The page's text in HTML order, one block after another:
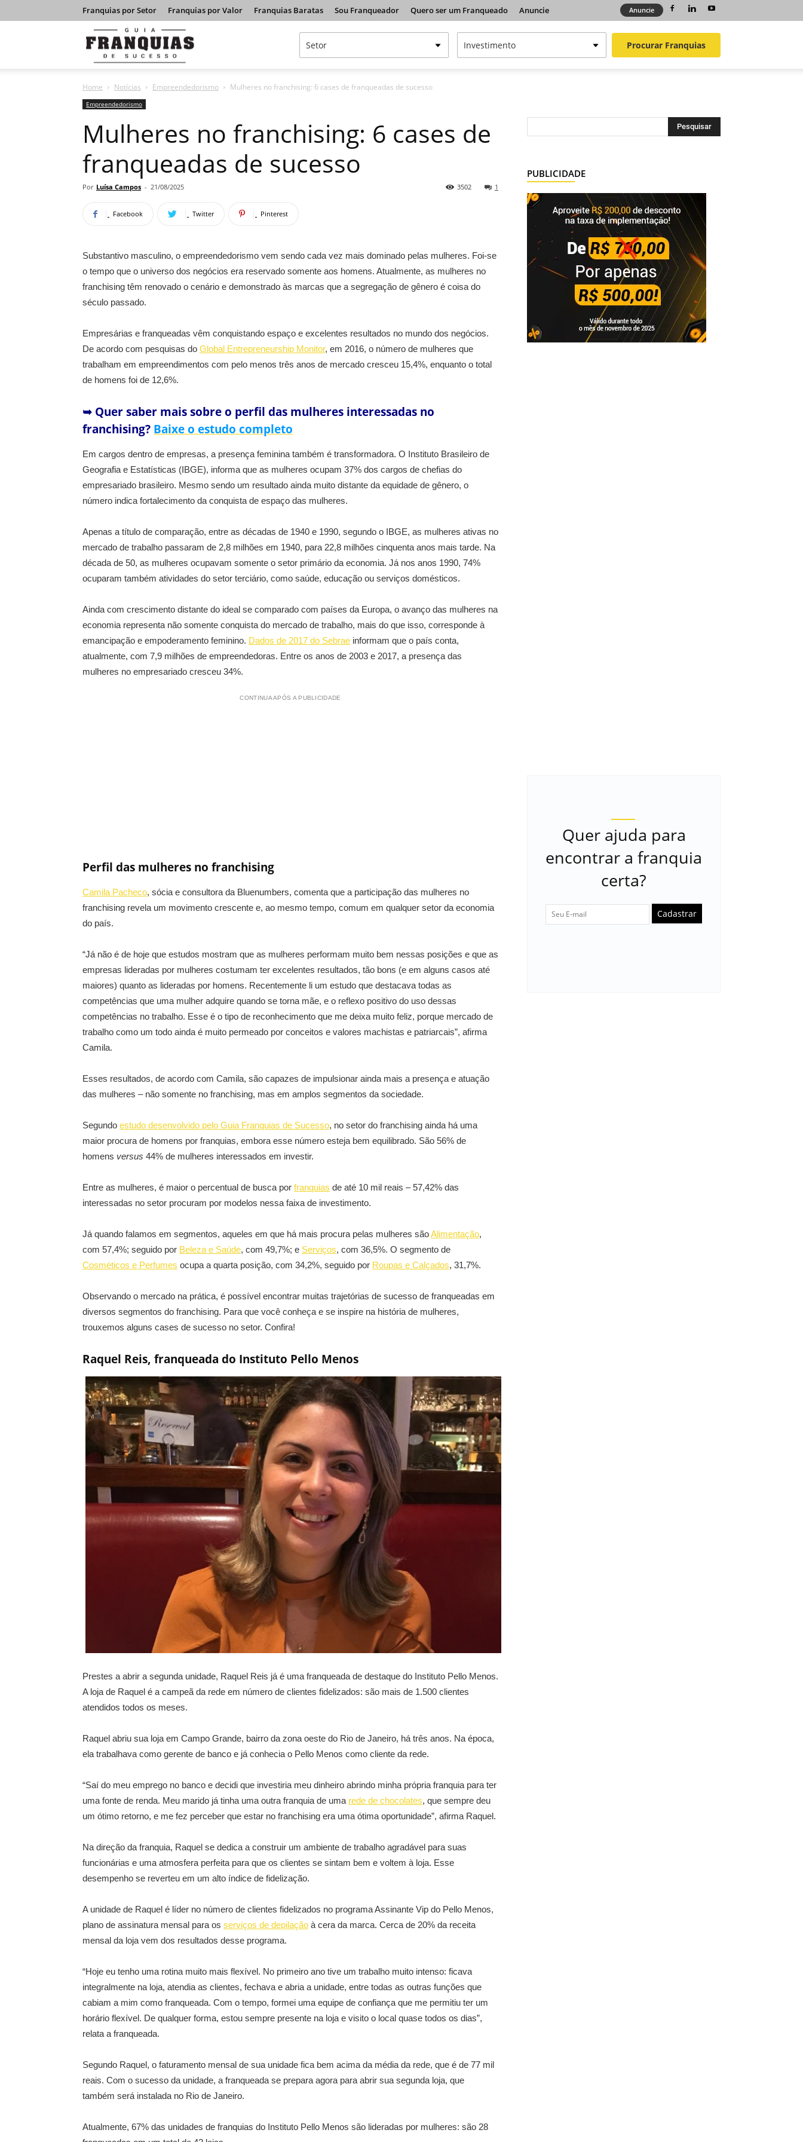
Franquias por Setor Franquias por Valor Franquias Baratas Sou Franqueador Quero ser um Franqueado Anuncie Anuncie
Franquias
Procurar Franquias
Home Notícias Empreendedorismo Mulheres no franchising: 6 cases de franqueadas de sucesso
Empreendedorismo
Mulheres no franchising: 6 cases de
franqueadas de sucesso
Por Luísa Campos - 21/08/2025 1
3502
Facebook Twitter Pinterest
Substantivo masculino, o empreendedorismo vem sendo cada vez mais dominado pelas mulheres. Foi-se
o tempo que o universo dos negócios era reservado somente aos homens. Atualmente, as mulheres no
franchising têm renovado o cenário e demonstrado às marcas que a segregação de gênero é coisa do
século passado.
Empresárias e franqueadas vêm conquistando espaço e excelentes resultados no mundo dos negócios.
De acordo com pesquisas do Global Entrepreneurship Monitor, em 2016, o número de mulheres que
trabalham em empreendimentos com pelo menos três anos de mercado cresceu 15,4%, enquanto o total
de homens foi de 12,6%.
➥ Quer saber mais sobre o perfil das mulheres interessadas no
franchising? Baixe o estudo completo
Em cargos dentro de empresas, a presença feminina também é transformadora. O Instituto Brasileiro de
Geografia e Estatísticas (IBGE), informa que as mulheres ocupam 37% dos cargos de chefias do
empresariado brasileiro. Mesmo sendo um resultado ainda muito distante da equidade de gênero, o
número indica fortalecimento da conquista de espaço das mulheres.
Apenas a título de comparação, entre as décadas de 1940 e 1990, segundo o IBGE, as mulheres ativas no
mercado de trabalho passaram de 2,8 milhões em 1940, para 22,8 milhões cinquenta anos mais tarde. Na
década de 50, as mulheres ocupavam somente o setor primário da economia. Já nos anos 1990, 74%
ocuparam também atividades do setor terciário, como saúde, educação ou serviços domésticos.
Ainda com crescimento distante do ideal se comparado com países da Europa, o avanço das mulheres na
economia representa não somente conquista do mercado de trabalho, mais do que isso, corresponde à
emancipação e empoderamento feminino. Dados de 2017 do Sebrae informam que o país conta,
atualmente, com 7,9 milhões de empreendedoras. Entre os anos de 2003 e 2017, a presença das
mulheres no empresariado cresceu 34%.
CONTINUA APÓS A PUBLICIDADE
Perfil das mulheres no franchising
Camila Pacheco, sócia e consultora da Bluenumbers, comenta que a participação das mulheres no
franchising revela um movimento crescente e, ao mesmo tempo, comum em qualquer setor da economia
do país.
“Já não é de hoje que estudos mostram que as mulheres performam muito bem nessas posições e que as
empresas lideradas por mulheres costumam ter excelentes resultados, tão bons (e em alguns casos até
maiores) quanto as lideradas por homens. Recentemente li um estudo que destacava todas as
competências que uma mulher adquire quando se torna mãe, e o reflexo positivo do uso dessas
competências no trabalho. Esse é o tipo de reconhecimento que me deixa muito feliz, porque mercado de
trabalho como um todo ainda é muito permeado por conceitos e valores machistas e patriarcais”, afirma
Camila.
Esses resultados, de acordo com Camila, são capazes de impulsionar ainda mais a presença e atuação
das mulheres – não somente no franchising, mas em amplos segmentos da sociedade.
Segundo estudo desenvolvido pelo Guia Franquias de Sucesso, no setor do franchising ainda há uma
maior procura de homens por franquias, embora esse número esteja bem equilibrado. São 56% de
homens versus 44% de mulheres interessados em investir.
Entre as mulheres, é maior o percentual de busca por franquias de até 10 mil reais – 57,42% das
interessadas no setor procuram por modelos nessa faixa de investimento.
Já quando falamos em segmentos, aqueles em que há mais procura pelas mulheres sãoAlimentação,
com 57,4%; seguido por Beleza e Saúde, com 49,7%; e Serviços, com 36,5%. O segmento de
Cosméticos e Perfumes ocupa a quarta posição, com 34,2%, seguido por Roupas e Calçados, 31,7%.
Observando o mercado na prática, é possível encontrar muitas trajetórias de sucesso de franqueadas em
diversos segmentos do franchising. Para que você conheça e se inspire na história de mulheres,
trouxemos alguns cases de sucesso no setor. Confira!
Raquel Reis, franqueada do Instituto Pello Menos
Prestes a abrir a segunda unidade, Raquel Reis já é uma franqueada de destaque do Instituto Pello Menos.
A loja de Raquel é a campeã da rede em número de clientes fidelizados: são mais de 1.500 clientes
atendidos todos os meses.
Raquel abriu sua loja em Campo Grande, bairro da zona oeste do Rio de Janeiro, há três anos. Na época,
ela trabalhava como gerente de banco e já conhecia o Pello Menos como cliente da rede.
“Saí do meu emprego no banco e decidi que investiria meu dinheiro abrindo minha própria franquia para ter
uma fonte de renda. Meu marido já tinha uma outra franquia de uma rede de chocolates, que sempre deu
um ótimo retorno, e me fez perceber que estar no franchising era uma ótima oportunidade”, afirma Raquel.
Na direção da franquia, Raquel se dedica a construir um ambiente de trabalho agradável para suas
funcionárias e uma atmosfera perfeita para que os clientes se sintam bem e voltem à loja. Esse
desempenho se reverteu em um alto índice de fidelização.
A unidade de Raquel é líder no número de clientes fidelizados no programa Assinante Vip do Pello Menos,
plano de assinatura mensal para os serviços de depilação à cera da marca. Cerca de 20% da receita
mensal da loja vem dos resultados desse programa.
“Hoje eu tenho uma rotina muito mais flexível. No primeiro ano tive um trabalho muito intenso: ficava
integralmente na loja, atendia as clientes, fechava e abria a unidade, entre todas as outras funções que
cabiam a mim como franqueada. Com o tempo, formei uma equipe de confiança que me permitiu ter um
horário flexível. De qualquer forma, estou sempre presente na loja e visito o local quase todos os dias”,
relata a franqueada.
Segundo Raquel, o faturamento mensal de sua unidade fica bem acima da média da rede, que é de 77 mil
reais. Com o sucesso da unidade, a franqueada se prepara agora para abrir sua segunda loja, que
também será instalada no Rio de Janeiro.
Atualmente, 67% das unidades de franquias do Instituto Pello Menos são lideradas por mulheres: são 28
PUBLICIDADE
Quer ajuda para
encontrar a franquia
certa?
Cadastrar